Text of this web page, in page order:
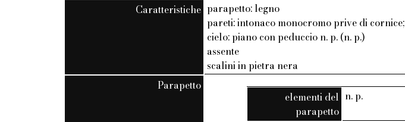
Caratteristiche parapetto: legno
pareti: intonaco monocromo prive di cornice;
cielo: piano con peduccio n. p. (n. p.)
assente
scalini in pietra nera
Parapetto
elementi del
parapetto
n. p.